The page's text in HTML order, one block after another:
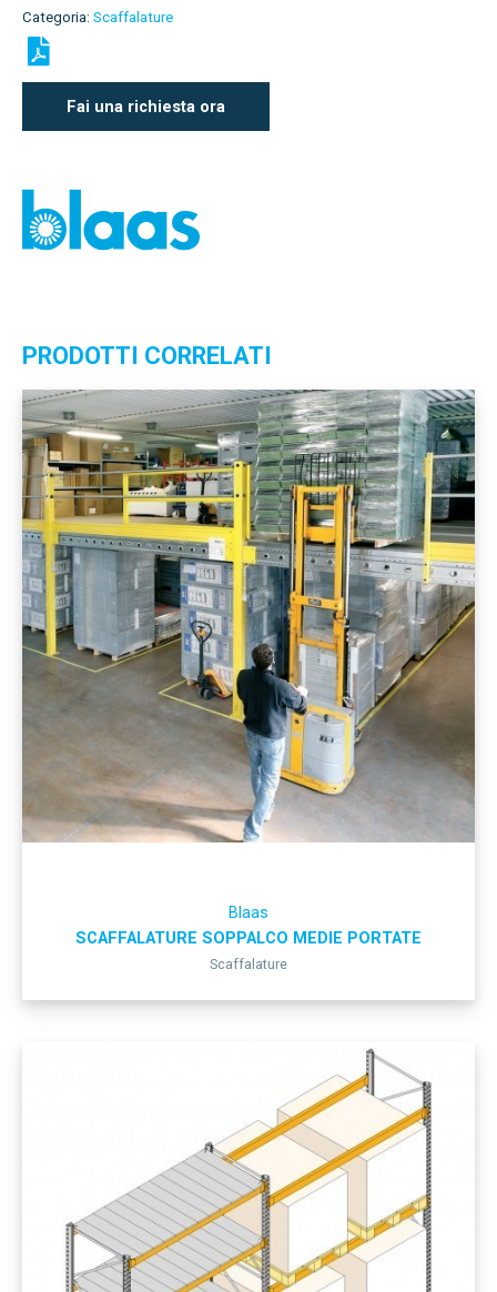
Categoria: Scaffalature
Fai una richiesta ora
PRODOTTI CORRELATI
Blaas
SCAFFALATURE SOPPALCO MEDIE PORTATE
Scaffalature